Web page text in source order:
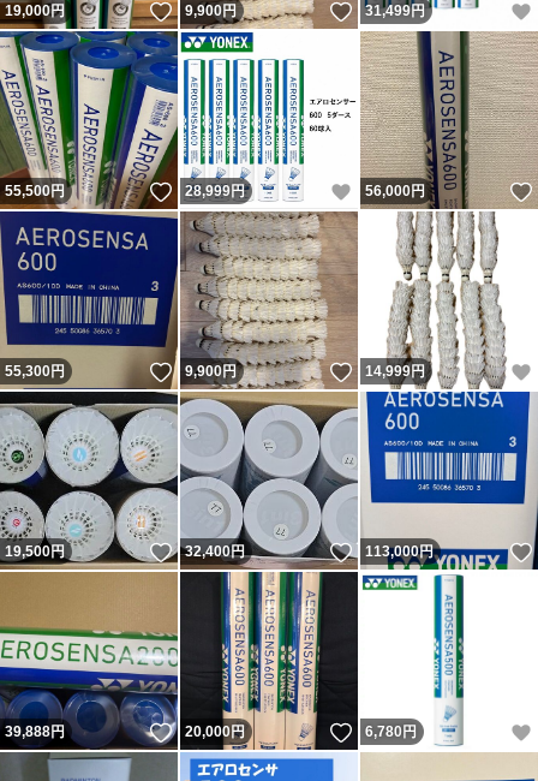
19,000円 いいね！
9,900円 いいね！
31,499円
55,500円 いいね！
28,999円 いいね！
56,000円
55,300円 いいね！
9,900円 いいね！
14,999円
19,500円 いいね！
32,400円 いいね！
113,000円
39,888円 いいね！
20,000円 いいね！
6,780 円